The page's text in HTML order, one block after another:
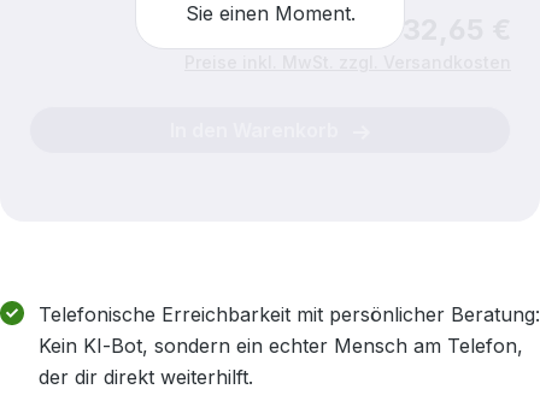
Für heute sind keine Einlasszeiten mehr
Ab 32,65 €
Sie einen Moment.
Telefonische Erreichbarkeit mit persönlicher Beratung:
Kein KI‑Bot, sondern ein echter Mensch am Telefon,
der dir direkt weiterhilft.